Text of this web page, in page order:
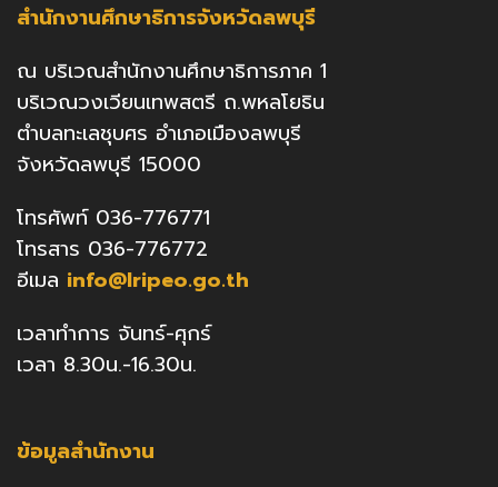
สำนักงานศึกษาธิการจังหวัดลพบุรี
ณ บริเวณสำนักงานศึกษาธิการภาค 1
บริเวณวงเวียนเทพสตรี ถ.พหลโยธิน
ตำบลทะเลชุบศร อำเภอเมืองลพบุรี
จังหวัดลพบุรี 15000
โทรศัพท์ 036-776771
โทรสาร 036-776772
อีเมล info@lripeo.go.th
เวลาทำการ จันทร์-ศุกร์
เวลา 8.30น.-16.30น.
ข้อมูลสำนักงาน